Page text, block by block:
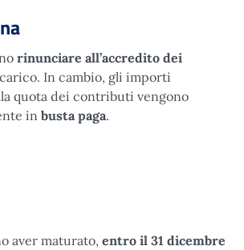
rinunciare all’accredito dei
In cambio, gli importi
quota dei contributi vengono
in busta paga.
funziona
aver maturato, entro il 31 dicembre